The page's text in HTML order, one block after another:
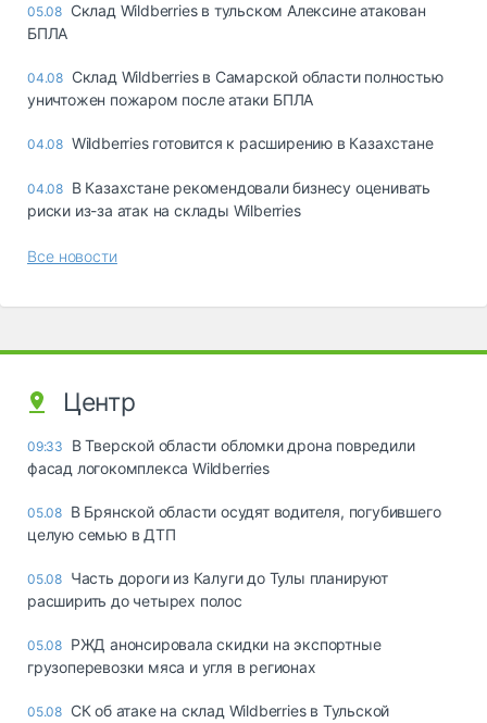
05.08 Склад Wildberries в тульском Алексине атакован
БПЛА
04.08 Склад Wildberries в Самарской области полностью
уничтожен пожаром после атаки БПЛА
04.08 Wildberries готовится к расширению в Казахстане
04.08 В Казахстане рекомендовали бизнесу оценивать
риски из-за атак на склады Wilberries
Все новости
Центр
09:33
В Тверской области обломки дрона повредили
фасад логокомплекса Wildberries
05.08 В Брянской области осудят водителя, погубившего
целую семью в ДТП
05.08 Часть дороги из Калуги до Тулы планируют
расширить до четырех полос
05.08 РЖД анонсировала скидки на экспортные
грузоперевозки мяса и угля в регионах
05.08 СК об атаке на склад Wildberries в Тульской